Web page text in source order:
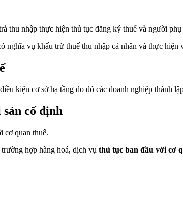
thu nhập thực hiện thủ tục đăng ký thuế và người
vụ khấu trừ thuế thu nhập cá nhân và thực hiện
kiện cơ sở hạ tầng do đó các doanh nghiệp thành
cố định
cơ quan thuế.
hợp hàng hoá, dịch vụ thủ tục ban đầu với cơ